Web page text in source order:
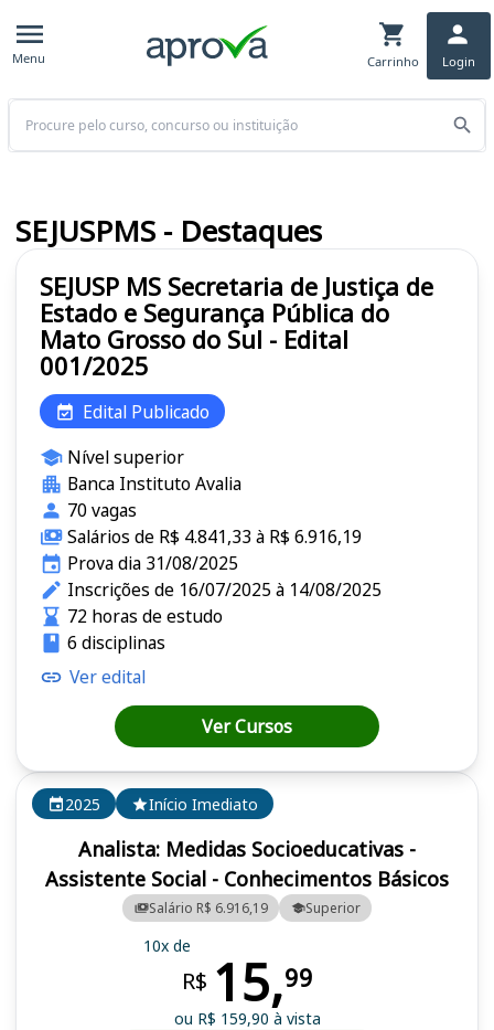
Menu Carrinho Login
Buscar
2025 Início Imediato
Analista: Medidas Socioeducativas -
Assistente Social - Conhecimentos Básicos
Salário R$ 6.916,19 Superior
10x de
R$ 15,99
ou R$ 159,90 à vista
SEJUSP MS Secretaria de Justiça de
Estado e Segurança Pública do
Mato Grosso do Sul - Edital
001/2025
Edital Publicado
Nível superior
Banca Instituto Avalia
70 vagas
Salários de R$ 4.841,33 à R$ 6.916,19
Prova dia 31/08/2025
Inscrições de 16/07/2025 à 14/08/2025
72 horas de estudo
6 disciplinas
Ver edital
Ver Cursos
SEJUSPMS - Destaques